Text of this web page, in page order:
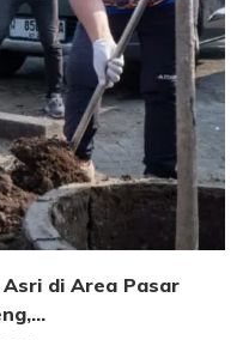
di Area Pasar